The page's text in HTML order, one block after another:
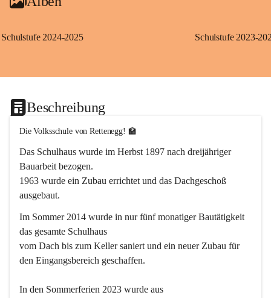
Schulstufe 2024-2025 Schulstufe 2023-
Beschreibung
Die Volksschule von Rettenegg! 🏫
Das Schulhaus wurde im Herbst 1897 nach dreijähriger
Bauarbeit bezogen.
1963 wurde ein Zubau errichtet und das Dachgeschoß
ausgebaut.
Im Sommer 2014 wurde in nur fünf monatiger Bautätigkeit
das gesamte Schulhaus
vom Dach bis zum Keller saniert und ein neuer Zubau für
den Eingangsbereich geschaffen.
In den Sommerferien 2023 wurde aus